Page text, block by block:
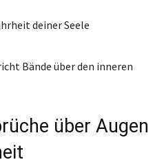
deiner Seele
Bände über den inneren
über Augen